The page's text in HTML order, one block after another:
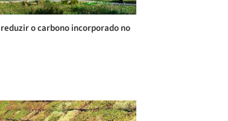
o carbono incorporado no